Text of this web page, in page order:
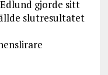
gjorde sitt
slutresultatet